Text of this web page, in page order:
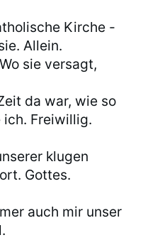
Kirche -
Allein.
sie versagt,
da war, wie so
Freiwillig.
klugen
Gottes.
auch mir unser